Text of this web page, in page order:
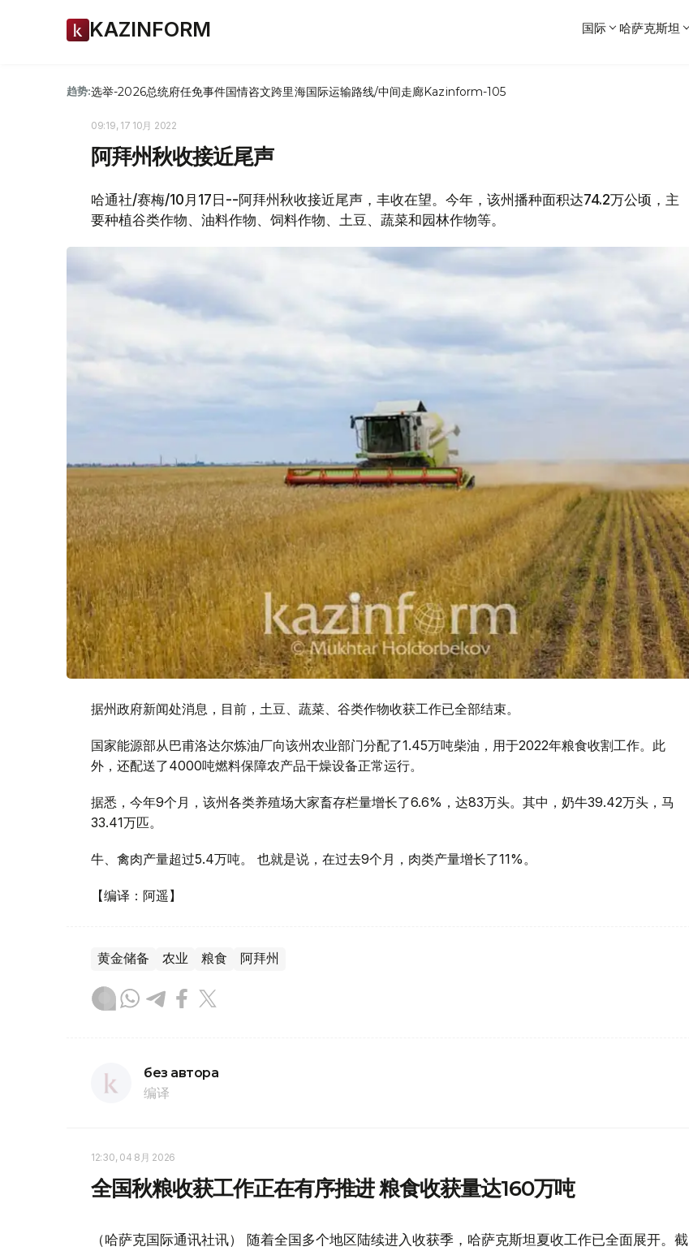
KAZINFORM 国际 哈萨克斯坦
趋势:选举-2026总统府任免事件国情咨文跨里海国际运输路线/中间走廊Kazinform-105
09:19, 17 10月 2022
阿拜州秋收接近尾声
哈通社/赛梅/10月17日--阿拜州秋收接近尾声，丰收在望。今年，该州播种面积达74.2万公顷，主
要种植谷类作物、油料作物、饲料作物、土豆、蔬菜和园林作物等。
据州政府新闻处消息，目前，土豆、蔬菜、谷类作物收获工作已全部结束。
国家能源部从巴甫洛达尔炼油厂向该州农业部门分配了1.45万吨柴油，用于2022年粮食收割工作。此
外，还配送了4000吨燃料保障农产品干燥设备正常运行。
据悉，今年9个月，该州各类养殖场大家畜存栏量增长了6.6%，达83万头。其中，奶牛39.42万头，马
33.41万匹。
牛、禽肉产量超过5.4万吨。 也就是说，在过去9个月，肉类产量增长了11%。
【编译：阿遥】
黄金储备 农业 粮食 阿拜州
без автора
编译
12:30, 04 8月 2026
全国秋粮收获工作正在有序推进 粮食收获量达160万吨
（哈萨克国际通讯社讯） 随着全国多个地区陆续进入收获季，哈萨克斯坦夏收工作已全面展开。截